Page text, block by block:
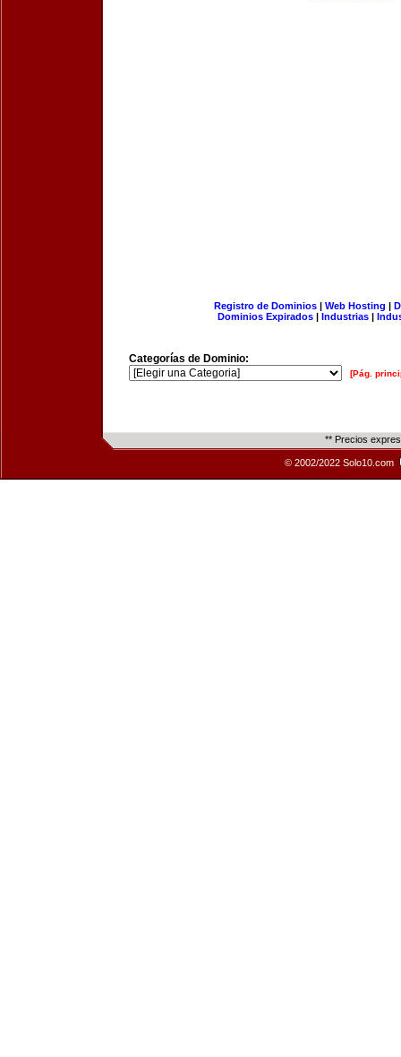
Registro de Dominios| Web Hosting |
Dominios Expirados | Industrias |
Categorías de Dominio:
[Pág.
** Precios
© 2002/2022 Solo10.com